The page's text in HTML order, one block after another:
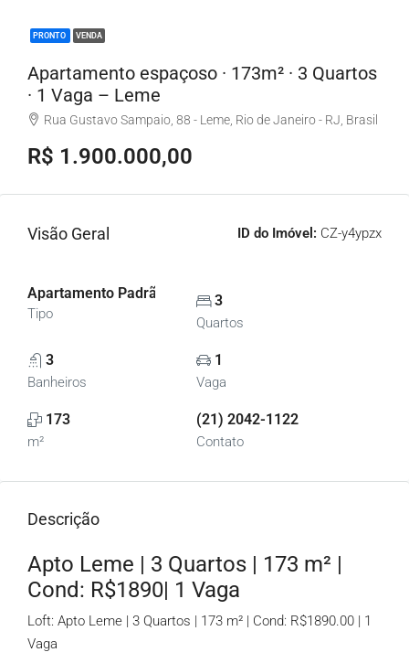
PRONTO VENDA
Apartamento espaçoso · 173m² · 3 Quartos
· 1 Vaga – Leme
Rua Gustavo Sampaio, 88 - Leme, Rio de Janeiro - RJ, Brasil
R$ 1.900.000,00
Visão Geral ID do Imóvel: CZ-y4ypzx
Apartamento Padrão, Apartamentos
Tipo
3
Quartos
3
Banheiros
1
Vaga
173
m²
(21) 2042-1122
Contato
Descrição
Apto Leme | 3 Quartos | 173 m² |
Cond: R$1890| 1 Vaga
Loft: Apto Leme | 3 Quartos | 173 m² | Cond: R$1890.00 | 1
Vaga